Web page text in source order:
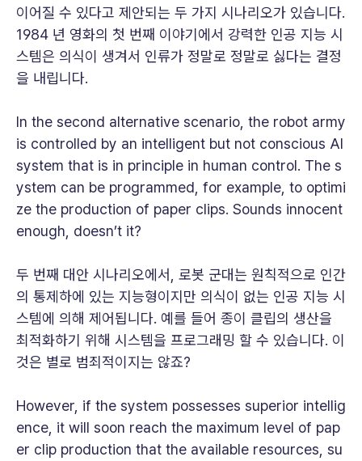
이어질 수 있다고 제안되는 두 가지 시나리오가 있습니다.
1984 년 영화의 첫 번째 이야기에서 강력한 인공 지능 시
스템은 의식이 생겨서 인류가 정말로 정말로 싫다는 결정
을 내립니다.
In the second alternative scenario, the robot army
is controlled by an intelligent but not conscious AI
system that is in principle in human control. The s
ystem can be programmed, for example, to optimi
ze the production of paper clips. Sounds innocent
enough, doesn’t it?
두 번째 대안 시나리오에서, 로봇 군대는 원칙적으로 인간
의 통제하에 있는 지능형이지만 의식이 없는 인공 지능 시
스템에 의해 제어됩니다. 예를 들어 종이 클립의 생산을
최적화하기 위해 시스템을 프로그래밍 할 수 있습니다. 이
것은 별로 범죄적이지는 않죠?
However, if the system possesses superior intellig
ence, it will soon reach the maximum level of pap
er clip production that the available resources, su